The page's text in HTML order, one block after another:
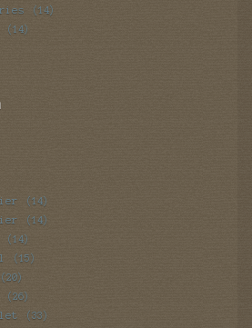
(14)
(14)
(14)
(14)
(14)
(15)
(20)
(26)
(33)